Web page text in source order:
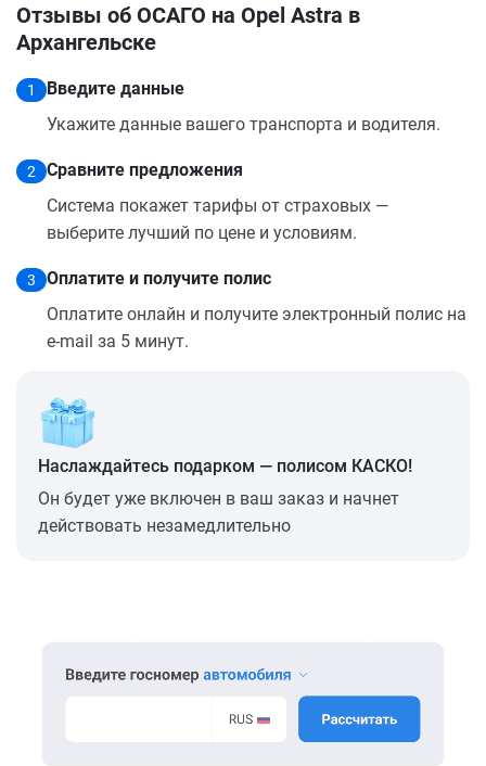
Отзывы об ОСАГО на Opel Astra в
Архангельске
1
Введите данные
Укажите данные вашего транспорта и водителя.
2
Сравните предложения
Система покажет тарифы от страховых —
выберите лучший по цене и условиям.
3
Оплатите и получите полис
Оплатите онлайн и получите электронный полис на
e-mail за 5 минут.
Наслаждайтесь подарком — полисом КАСКО!
Он будет уже включен в ваш заказ и начнет
действовать незамедлительно